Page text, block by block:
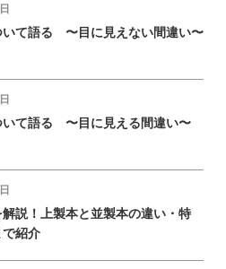
て語る 〜目に見えない間違い〜
て語る 〜目に見える間違い〜
説！上製本と並製本の違い・特
紹介